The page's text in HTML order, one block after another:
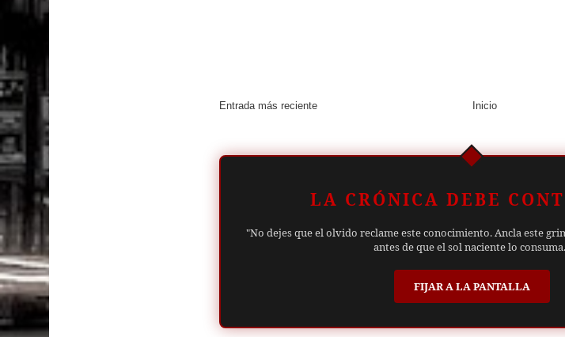
Entrada más reciente Inicio
LA CRÓNICA DEBE
"No dejes que el olvido reclame este conocimiento. Ancla este
antes de que el sol naciente lo
FIJAR A LA PANTALLA